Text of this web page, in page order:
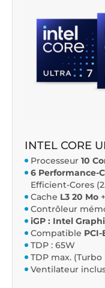
INTEL CORE
Processeur 10
6 Performance-
Efficient-Cores
Cache L3 20 Mo
Contrôleur
iGP : Intel
Compatible PCI-
TDP : 65W
TDP max. (Turbo
Ventilateur